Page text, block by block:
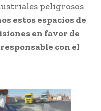
peligrosos
estos espacios de
en favor de
con el